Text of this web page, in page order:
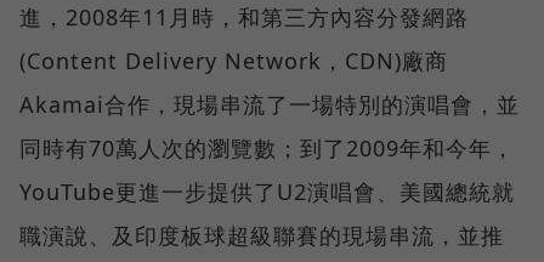
進，2008年11月時，和第三方內容分發網路
(Content Delivery Network，CDN)廠商
Akamai合作，現場串流了一場特別的演唱會，並
同時有70萬人次的瀏覽數；到了2009年和今年，
YouTube更進一步提供了U2演唱會、美國總統就
職演說、及印度板球超級聯賽的現場串流，並推